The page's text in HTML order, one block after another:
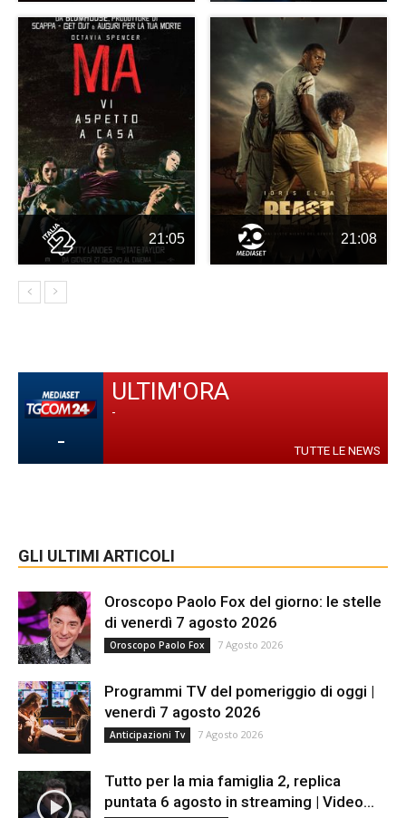
21:05 21:08
-
ULTIM'ORA
-
TUTTE LE NEWS
GLI ULTIMI ARTICOLI
Oroscopo Paolo Fox del giorno: le stelle
di venerdì 7 agosto 2026
Oroscopo Paolo Fox 7 Agosto 2026
Programmi TV del pomeriggio di oggi |
venerdì 7 agosto 2026
Anticipazioni Tv 7 Agosto 2026
Tutto per la mia famiglia 2, replica
puntata 6 agosto in streaming | Video...